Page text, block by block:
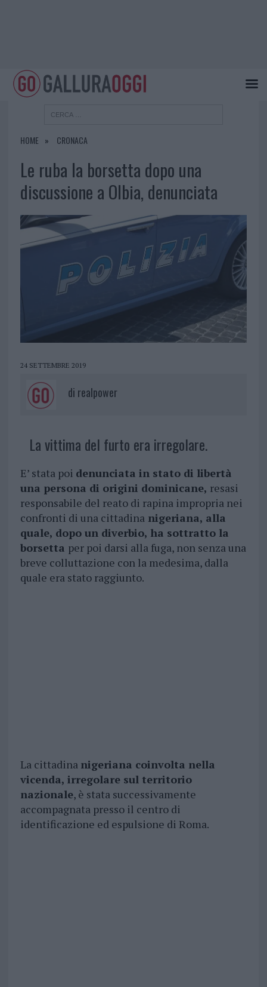
HOME CRONACA
Le ruba la borsetta dopo una
discussione a Olbia, denunciata
24 SETTEMBRE 2019
di realpower
La vittima del furto era irregolare.
E’ stata poi denunciata in stato di libertà
una persona di origini dominicane, resasi
responsabile del reato di rapina impropria nei
confronti di una cittadinanigeriana, alla
quale, dopo un diverbio, ha sottratto la
borsetta per poi darsi alla fuga, non senza una
breve colluttazione con la medesima, dalla
quale era stato raggiunto.
La cittadina nigeriana coinvolta nella
vicenda, irregolare sul territorio
nazionale, è stata successivamente
accompagnata presso il centro di
identificazione ed espulsione di Roma.